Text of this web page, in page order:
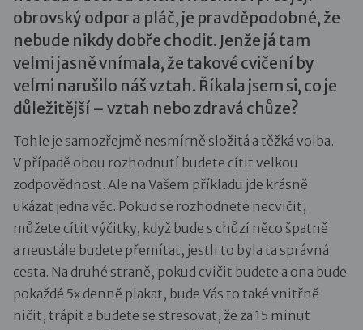
obrovský odpor a pláč, je pravděpodobné, že
nebude nikdy dobře chodit. Jenže já tam
velmi jasně vnímala, že takové cvičení by
velmi narušilo náš vztah. Říkala jsem si, co je
důležitější – vztah nebo zdravá chůze?
Tohle je samozřejmě nesmírně složitá a těžká volba.
V případě obou rozhodnutí budete cítit velkou
zodpovědnost. Ale na Vašem příkladu jde krásně
ukázat jedna věc. Pokud se rozhodnete necvičit,
můžete cítit výčitky, když bude s chůzí něco špatně
a neustále budete přemítat, jestli to byla ta správná
cesta. Na druhé straně, pokud cvičit budete a ona bude
pokaždé 5x denně plakat, bude Vás to také vnitřně
ničit, trápit a budete se stresovat, že za 15 minut